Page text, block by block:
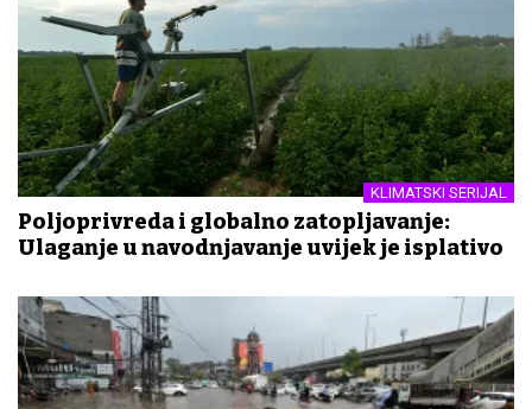
KLIMATSKI SERIJAL
Poljoprivreda i globalno zatopljavanje:
Ulaganje u navodnjavanje uvijek je isplativo